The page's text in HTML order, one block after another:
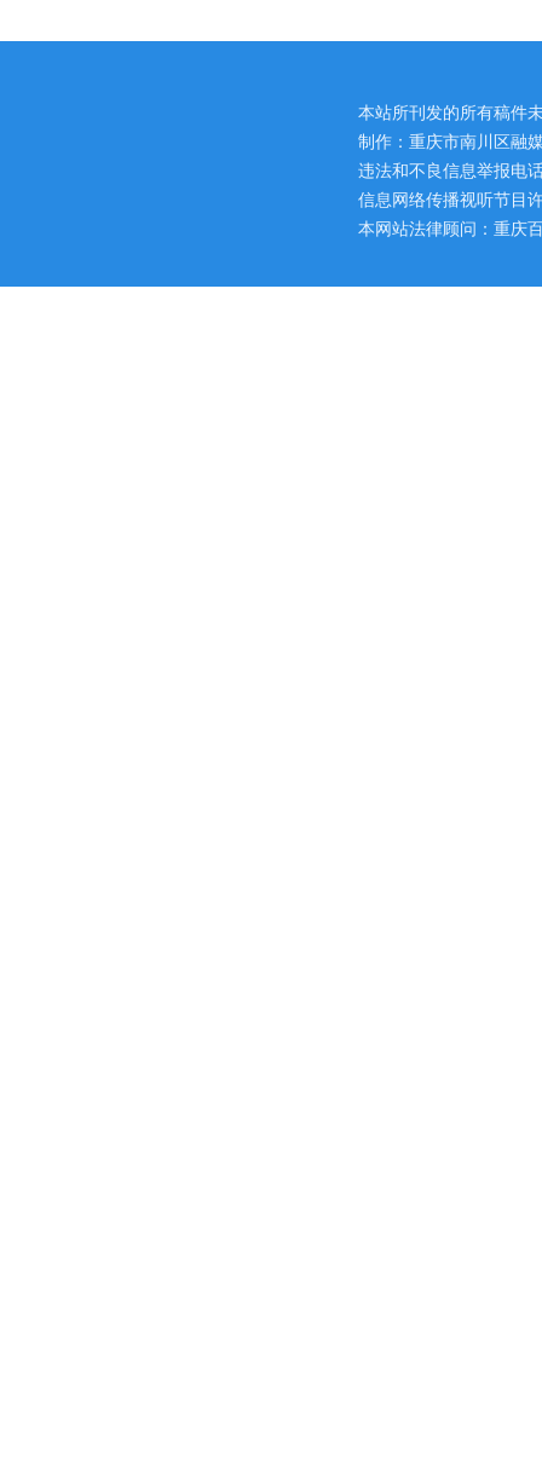
本站所刊发的所有稿件
制作：重庆市南川区融
违法和不良信息举报电
信息网络传播视听节目
本网站法律顾问：重庆